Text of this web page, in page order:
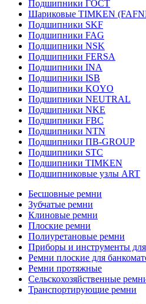
Подшипники ГОСТ
Шариковые ТІMKEN
Подшипники SKF
Подшипники FAG
Подшипники NSK
Подшипники FERSA
Подшипники INA
Подшипники ISB
Подшипники KOYO
Подшипники NEUTRAL
Подшипники NKE
Подшипники FBC
Подшипники NTN
Подшипники ПВ-GROUP
Подшипники STC
Подшипники TIMKEN
Подшипниковые узлы ART
Бесшовные ремни
Зубчатые ремни
Клиновые ремни
Плоские ремни
Полиуретановые ремни
Приборы и инструменты
Ремни плоские для
Ремни протяжные
Сельскохозяйственные
Транспортирующие ремни